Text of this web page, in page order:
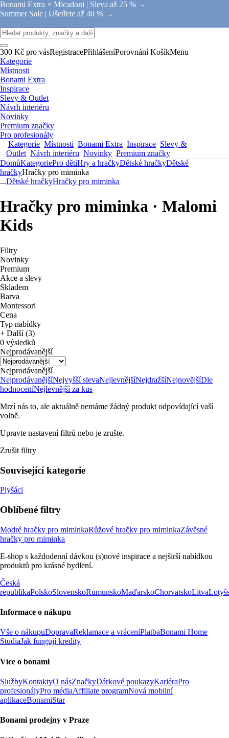
Bonami Extra × Micadoni | Sleva až 25 % →
Summer Sale | Ušetřete až 40 % →
300 Kč pro vásRegistracePřihlášeníPorovnání KošíkMenu
Kategorie
Místnosti
Bonami Extra
Inspirace
Slevy & Outlet
Návrh interiéru
Novinky
Premium značky
Pro profesionály
Kategorie Místnosti Bonami Extra Inspirace Slevy &
Outlet Návrh interiéru Novinky Premium značky
DomůKategoriePro dětiHry a hračkyDětské hračkyDětské
hračkyHračky pro miminka
...Dětské hračkyHračky pro miminka
Hračky pro miminka · Malomi
Kids
Filtry
Novinky
Premium
Akce a slevy
Skladem
Barva
Montessori
Cena
Typ nabídky
+ Další (3)
0 výsledků
Nejprodávanější
Nejprodávanější
NejprodávanějšíNejvyšší slevaNejlevnějšíNejdražšíNejnovějšíDle
hodnoceníNejlevnější za kus
Mrzí nás to, ale aktuálně nemáme žádný produkt odpovídající vaší
volbě.
Upravte nastavení filtrů nebo je zrušte.
Zrušit filtry
Související kategorie
Plyšáci
Oblíbené filtry
Modré hračky pro miminkaRůžové hračky pro miminkaZávěsné
hračky pro miminka
E-shop s každodenní dávkou (s)nové inspirace a nejširší nabídkou
produktů pro krásné bydlení.
Česká
republikaPolskoSlovenskoRumunskoMaďarskoChorvatskoLitva
Informace o nákupu
Vše o nákupuDopravaReklamace a vráceníPlatbaBonami Home
StudiaJak fungují kredity
Více o bonami
SlužbyKontaktyO násZnačkyDárkové poukazyKariéraPro
profesionályPro médiaAffiliate programNová mobilní
aplikaceBonamiStar
Bonami prodejny v Praze